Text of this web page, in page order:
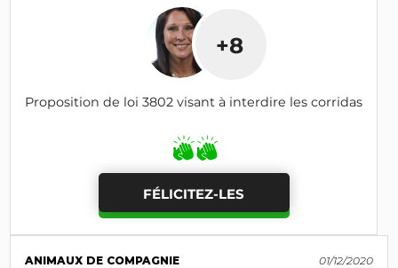
+8
Proposition de loi 3802 visant à interdire les corridas
FÉLICITEZ-LES
ANIMAUX DE COMPAGNIE 01/12/2020